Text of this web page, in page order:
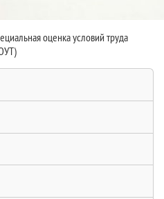
оценка условий труда